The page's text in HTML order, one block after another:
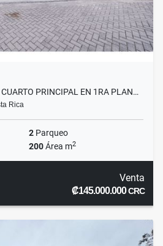
PRINCIPAL EN 1RA PLAN…
Rica
2 Parqueo
200Área m2
Venta
₡145.000.000CRC